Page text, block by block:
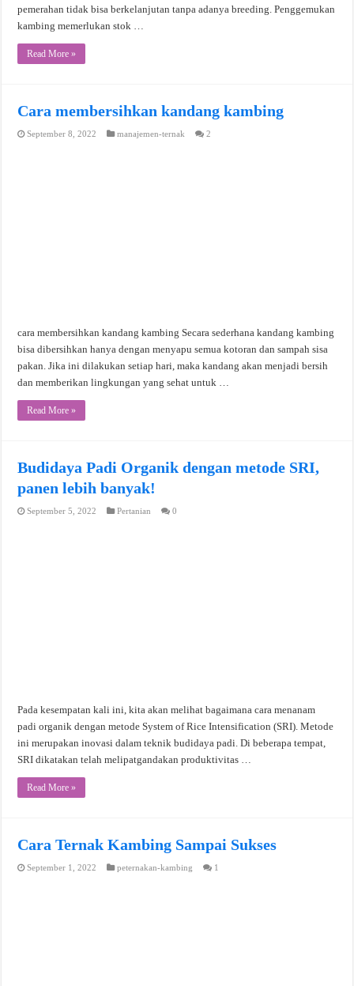
pemerahan tidak bisa berkelanjutan tanpa adanya breeding. Penggemukan
kambing memerlukan stok …
Read More »
Cara membersihkan kandang kambing
September 8, 2022 manajemen-ternak 2
cara membersihkan kandang kambing Secara sederhana kandang kambing
bisa dibersihkan hanya dengan menyapu semua kotoran dan sampah sisa
pakan. Jika ini dilakukan setiap hari, maka kandang akan menjadi bersih
dan memberikan lingkungan yang sehat untuk …
Read More »
Budidaya Padi Organik dengan metode SRI,
panen lebih banyak!
September 5, 2022 Pertanian 0
Pada kesempatan kali ini, kita akan melihat bagaimana cara menanam
padi organik dengan metode System of Rice Intensification (SRI). Metode
ini merupakan inovasi dalam teknik budidaya padi. Di beberapa tempat,
SRI dikatakan telah melipatgandakan produktivitas …
Read More »
Cara Ternak Kambing Sampai Sukses
September 1, 2022 peternakan-kambing 1